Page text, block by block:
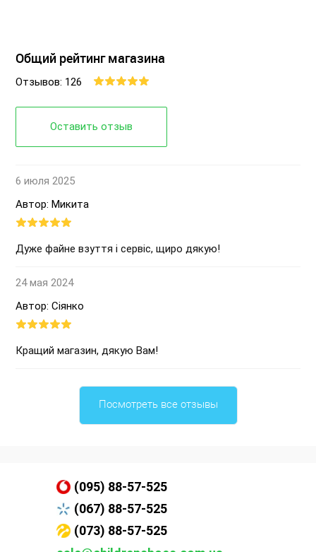
Общий рейтинг магазина
Отзывов: 126
Оставить отзыв
6 июля 2025
Автор: Микита
Дуже файне взуття і сервіс, щиро дякую!
24 мая 2024
Автор: Сіянко
Кращий магазин, дякую Вам!
Посмотреть все отзывы
(095) 88-57-525
(067) 88-57-525
(073) 88-57-525